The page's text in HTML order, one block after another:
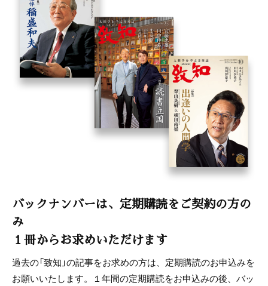
速水浩平 「積小為大の発電社会へ」
金高謙二 「日本人の魂を継承した図書疎開」
まんが〈うちの社長の器学〉
神保あつし
バックナンバーは、定期購読をご契約の方の
み
１冊からお求めいただけます
過去の「致知」の記事をお求めの方は、定期購読のお申込みを
お願いいたします。１年間の定期購読をお申込みの後、バッ